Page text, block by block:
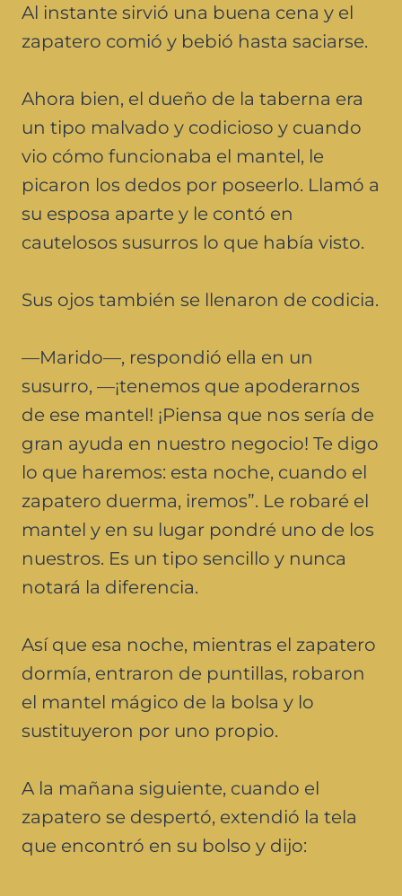
Al instante sirvió una buena cena y el
zapatero comió y bebió hasta saciarse.
Ahora bien, el dueño de la taberna era
un tipo malvado y codicioso y cuando
vio cómo funcionaba el mantel, le
picaron los dedos por poseerlo. Llamó a
su esposa aparte y le contó en
cautelosos susurros lo que había visto.
Sus ojos también se llenaron de codicia.
—Marido—, respondió ella en un
susurro, —¡tenemos que apoderarnos
de ese mantel! ¡Piensa que nos sería de
gran ayuda en nuestro negocio! Te digo
lo que haremos: esta noche, cuando el
zapatero duerma, iremos”. Le robaré el
mantel y en su lugar pondré uno de los
nuestros. Es un tipo sencillo y nunca
notará la diferencia.
Así que esa noche, mientras el zapatero
dormía, entraron de puntillas, robaron
el mantel mágico de la bolsa y lo
sustituyeron por uno propio.
A la mañana siguiente, cuando el
zapatero se despertó, extendió la tela
que encontró en su bolso y dijo: